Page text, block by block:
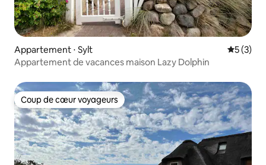
Appartement ⋅ Sylt
5 (3)
Appartement de vacances maison Lazy Dolphin
Coup de cœur voyageurs
Coup de cœur voyageurs